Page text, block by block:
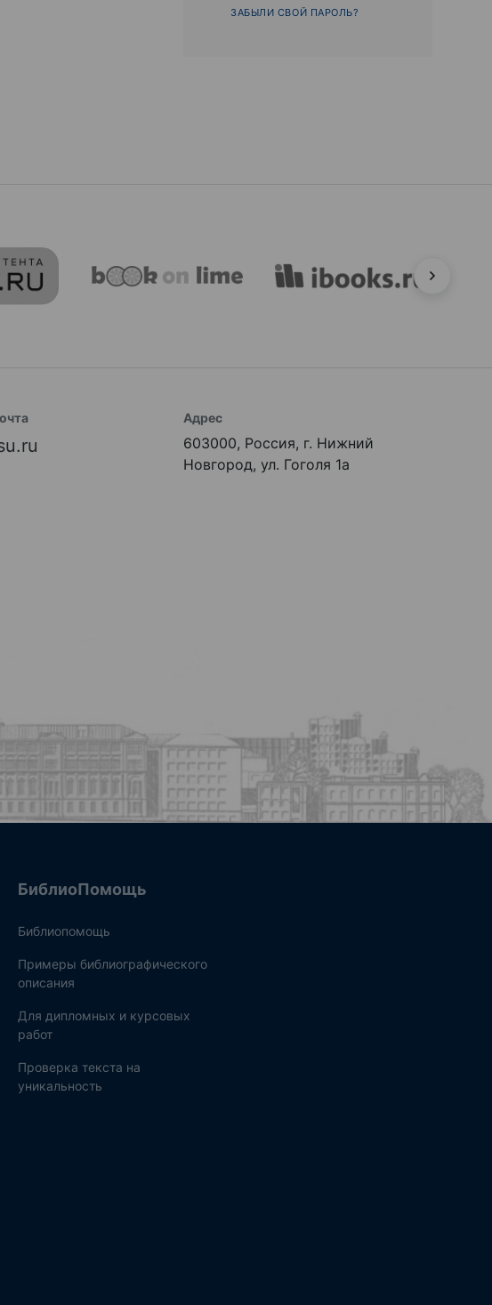
ЗАБЫЛИ СВОЙ ПАРОЛЬ?
Адрес
603000, Россия, г. Нижний
Новгород, ул. Гоголя 1а
БиблиоПомощь
Библиопомощь
Примеры библиографического
описания
Для дипломных и курсовых
работ
Проверка текста на
уникальность